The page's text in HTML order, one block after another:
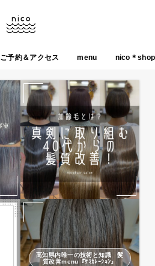
ご予約＆アクセス menu nico＊shop
高知県内唯一の技術と知識 髪
質改善menu『ｹﾐｶﾚｰｼｮﾝ』